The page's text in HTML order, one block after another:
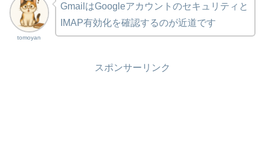
tomoyan
GmailはGoogleアカウントのセキュリティと
IMAP有効化を確認するのが近道です
スポンサーリンク